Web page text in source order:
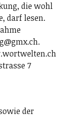
die wohl
darf lesen.
7
der